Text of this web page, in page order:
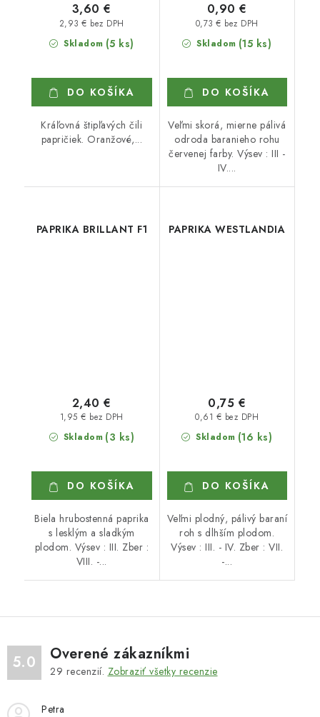
Skladom (5 ks)
2,93 € bez DPH
3,60 €
DO KOŠÍKA
Kráľovná štipľavých čili
papričiek. Oranžové,...
Skladom (15 ks)
0,73 € bez DPH
0,90 €
DO KOŠÍKA
Veľmi skorá, mierne pálivá
odroda baranieho rohu
červenej farby. Výsev : III -
IV....
PAPRIKA BRILLANT F1
Skladom (3 ks)
1,95 € bez DPH
2,40 €
DO KOŠÍKA
Biela hrubostenná paprika
s lesklým a sladkým
plodom. Výsev : III. Zber :
VIII. -...
PAPRIKA WESTLANDIA
Skladom (16 ks)
0,61 € bez DPH
0,75 €
DO KOŠÍKA
Veľmi plodný, pálivý baraní
roh s dlhším plodom.
Výsev : III. - IV. Zber : VII.
-...
5.0 Overené zákazníkmi
29 recenzií. Zobraziť všetky recenzie
Petra